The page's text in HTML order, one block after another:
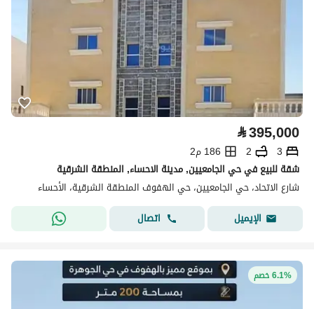
⃁395,000
3
2
186 م2
شقة للبيع في حي الجامعيين, مدينة الاحساء, المنطقة الشرقية
شارع الاتحاد، حي الجامعيين، حي الهفوف المنطقة الشرقية، الأحساء
الإيميل
اتصال
6.1% خصم